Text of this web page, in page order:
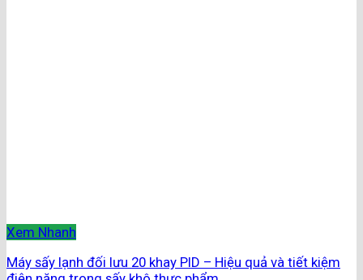
Xem Nhanh
Máy sấy lạnh đối lưu 20 khay PID – Hiệu quả và tiết kiệm